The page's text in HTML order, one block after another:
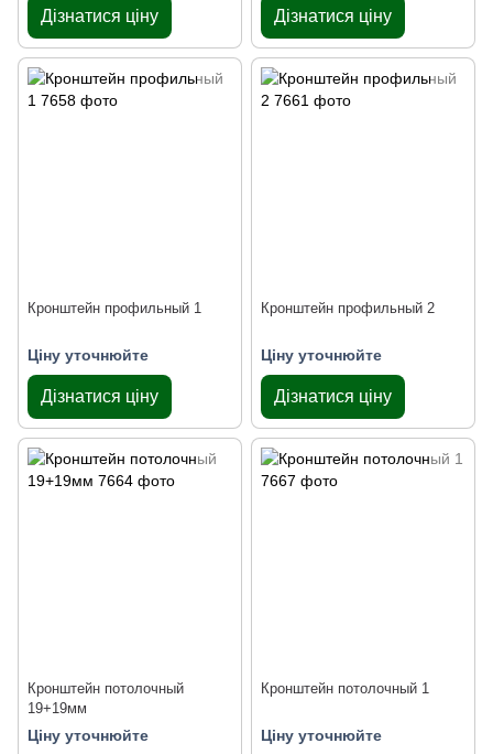
Дізнатися ціну Дізнатися ціну
Кронштейн профильный 1
Ціну уточнюйте
Дізнатися ціну
Кронштейн профильный 2
Ціну уточнюйте
Дізнатися ціну
Кронштейн потолочный
19+19мм
Ціну уточнюйте
Кронштейн потолочный 1
Ціну уточнюйте